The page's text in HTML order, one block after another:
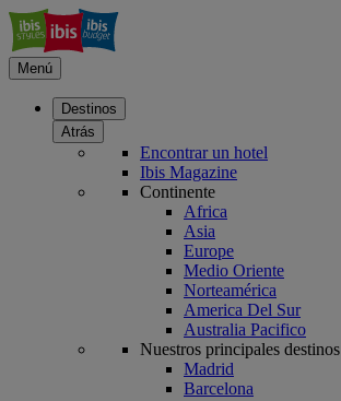
Menú
Destinos
Atrás
Encontrar un hotel
Ibis Magazine
Continente
Africa
Asia
Europe
Medio Oriente
Norteamérica
America Del Sur
Australia Pacifico
Nuestros principales destinos
Madrid
Barcelona